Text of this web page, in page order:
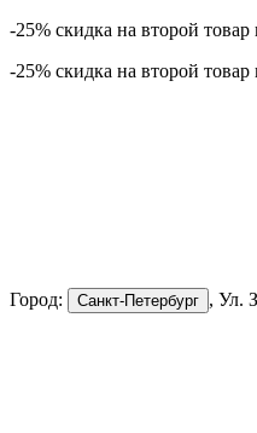
-25% скидка на второй товар
-25% скидка на второй товар
Город: Санкт-Петербург , Ул.